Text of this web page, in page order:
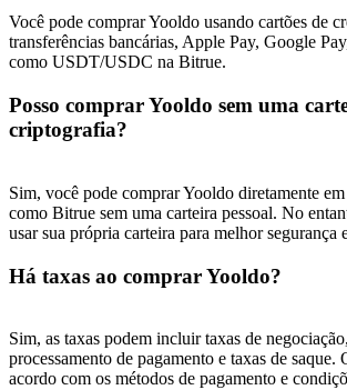
Você pode comprar Yooldo usando cartões de
transferências bancárias, Apple Pay, Google
como USDT/USDC na Bitrue.
Posso comprar Yooldo sem uma
criptografia?
Sim, você pode comprar Yooldo diretamente
como Bitrue sem uma carteira pessoal. No
usar sua própria carteira para melhor segurança
Há taxas ao comprar Yooldo?
Sim, as taxas podem incluir taxas de
processamento de pagamento e taxas de saque.
acordo com os métodos de pagamento e